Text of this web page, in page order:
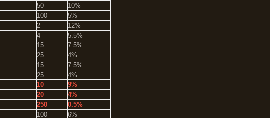
50
10%
100
5%
2
12%
4
5.5%
15
7.5%
25
4%
15
7.5%
25
4%
10
9%
20
4%
250
0.5%
100 6%